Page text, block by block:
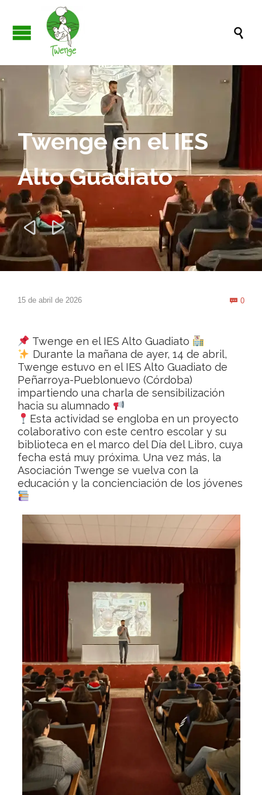

Twenge en el IES
Alto Guadiato
 
15 de abril de 2026  0
Twenge en el IES Alto Guadiato
Durante la mañana de ayer, 14 de abril,
Twenge estuvo en el IES Alto Guadiato de
Peñarroya-Pueblonuevo (Córdoba)
impartiendo una charla de sensibilización
hacia su alumnado
Esta actividad se engloba en un proyecto
colaborativo con este centro escolar y su
biblioteca en el marco del Día del Libro, cuya
fecha está muy próxima. Una vez más, la
Asociación Twenge se vuelva con la
educación y la concienciación de los jóvenes